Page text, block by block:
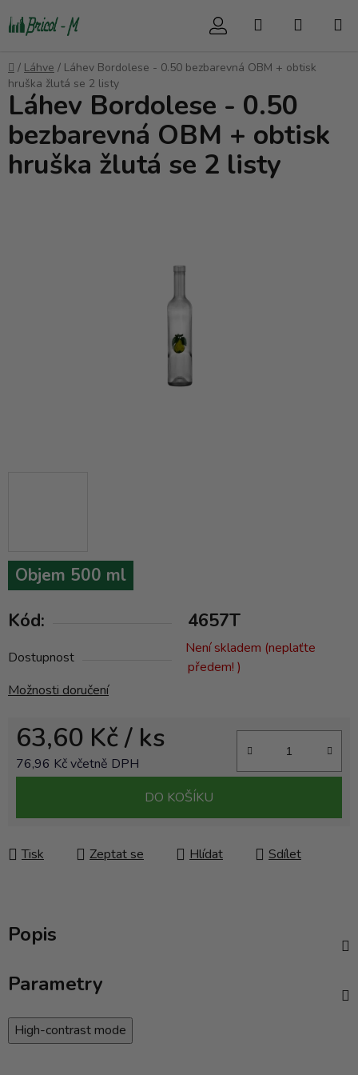
na
Hledat
Domů
/ Láhve / Láhev Bordolese - 0.50 bezbarevná OBM + obtisk
hruška žlutá se 2 listy
Objem 500 ml
Kód: 4657T
Dostupnost
Není skladem (neplaťte
předem! )
Možnosti doručení
63,60 Kč/ ks
76,96 Kč včetně DPH
DO KOŠÍKU
Tisk Zeptat se Hlídat Sdílet
Láhev Bordolese - 0.50
bezbarevná OBM + obtisk
hruška žlutá se 2 listy
Popis
Parametry
High-contrast mode